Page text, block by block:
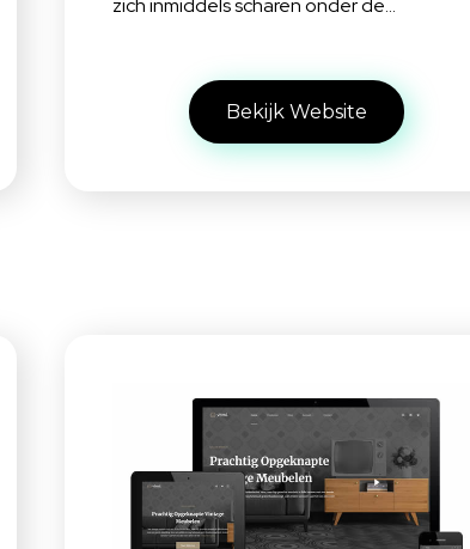
zich inmiddels scharen onder de…
Bekijk Website